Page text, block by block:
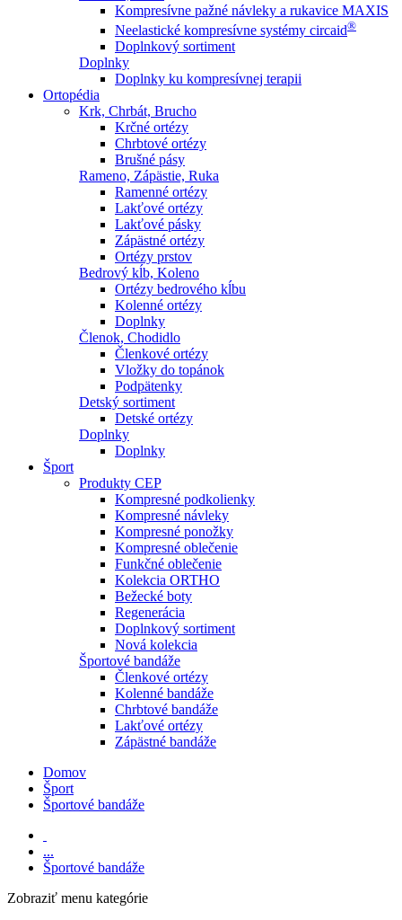
Kompresívne pažné návleky a rukavice MAXIS
Neelastické kompresívne systémy circaid®
Doplnkový sortiment
Doplnky
Doplnky ku kompresívnej terapii
Ortopédia
Krk, Chrbát, Brucho
Krčné ortézy
Chrbtové ortézy
Brušné pásy
Rameno, Zápästie, Ruka
Ramenné ortézy
Lakťové ortézy
Lakťové pásky
Zápästné ortézy
Ortézy prstov
Bedrový kĺb, Koleno
Ortézy bedrového kĺbu
Kolenné ortézy
Doplnky
Členok, Chodidlo
Členkové ortézy
Vložky do topánok
Podpätenky
Detský sortiment
Detské ortézy
Doplnky
Doplnky
Šport
Produkty CEP
Kompresné podkolienky
Kompresné návleky
Kompresné ponožky
Kompresné oblečenie
Funkčné oblečenie
Kolekcia ORTHO
Bežecké boty
Regenerácia
Doplnkový sortiment
Nová kolekcia
Športové bandáže
Členkové ortézy
Kolenné bandáže
Chrbtové bandáže
Lakťové ortézy
Zápästné bandáže
Domov
Šport
Športové bandáže
...
Športové bandáže
Zobraziť menu kategórie